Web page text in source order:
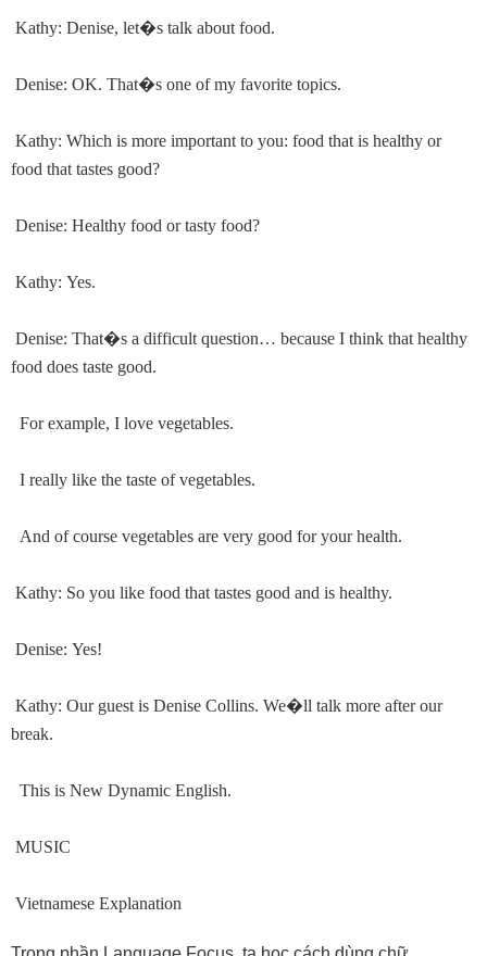
Kathy: Denise, let�s talk about food.
Denise: OK. That�s one of my favorite topics.
Kathy: Which is more important to you: food that is healthy or
food that tastes good?
Denise: Healthy food or tasty food?
Kathy: Yes.
Denise: That�s a difficult question… because I think that healthy
food does taste good.
For example, I love vegetables.
I really like the taste of vegetables.
And of course vegetables are very good for your health.
Kathy: So you like food that tastes good and is healthy.
Denise: Yes!
Kathy: Our guest is Denise Collins. We�ll talk more after our
break.
This is New Dynamic English.
MUSIC
Vietnamese Explanation